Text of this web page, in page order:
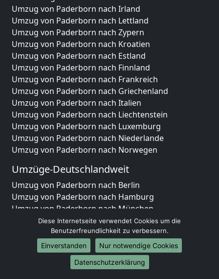
Umzug von Paderborn nach Irland
Umzug von Paderborn nach Lettland
Umzug von Paderborn nach Zypern
Umzug von Paderborn nach Kroatien
Umzug von Paderborn nach Estland
Umzug von Paderborn nach Finnland
Umzug von Paderborn nach Frankreich
Umzug von Paderborn nach Griechenland
Umzug von Paderborn nach Italien
Umzug von Paderborn nach Liechtenstein
Umzug von Paderborn nach Luxemburg
Umzug von Paderborn nach Niederlande
Umzug von Paderborn nach Norwegen
Umzüge-Deutschlandweit
Umzug von Paderborn nach Berlin
Umzug von Paderborn nach Hamburg
Umzug von Paderborn nach München
Umzug von Paderborn nach Köln
Umzug von Paderborn nach Frankfurt am Main
Umzug von Paderborn nach Stuttgart
Umzug von Paderborn nach Düsseldorf
Umzug von Paderborn nach Leipzig
Diese Internetseite verwendet Cookies um die
Benutzerfreundlichkeit zu verbessern.
Einverstanden
Nur notwendige Cookies
Datenschutzerklärung